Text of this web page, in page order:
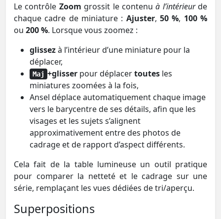
Le contrôle Zoom grossit le contenuà l’intérieurde
chaque cadre de miniature : Ajuster,50 %, 100 %
ou 200 %. Lorsque vous zoomez :
glissezà l’intérieur d’une miniature pour la
déplacer,
Maj +glisser pour déplacertoutes les
miniatures zoomées à la fois,
Ansel déplace automatiquement chaque image
vers le barycentre de ses détails, afin que les
visages et les sujets s’alignent
approximativement entre des photos de
cadrage et de rapport d’aspect différents.
Cela fait de la table lumineuse un outil pratique
pour comparer la netteté et le cadrage sur une
série, remplaçant les vues dédiées de tri/aperçu.
Superpositions